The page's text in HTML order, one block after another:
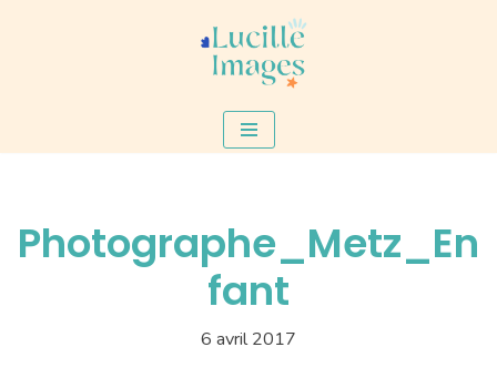
Photographe_Metz_En
fant
6 avril 2017